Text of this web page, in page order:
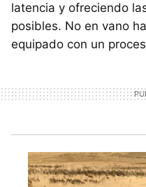
latencia y ofreciendo
posibles. No en vano
equipado con un